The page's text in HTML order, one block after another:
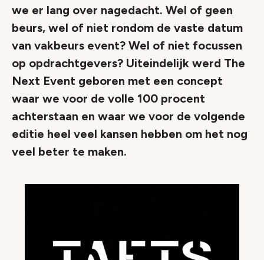
we er lang over nagedacht. Wel of geen
beurs, wel of niet rondom de vaste datum
van vakbeurs event? Wel of niet focussen
op opdrachtgevers? Uiteindelijk werd The
Next Event geboren met een concept
waar we voor de volle 100 procent
achterstaan en waar we voor de volgende
editie heel veel kansen hebben om het nog
veel beter te maken.